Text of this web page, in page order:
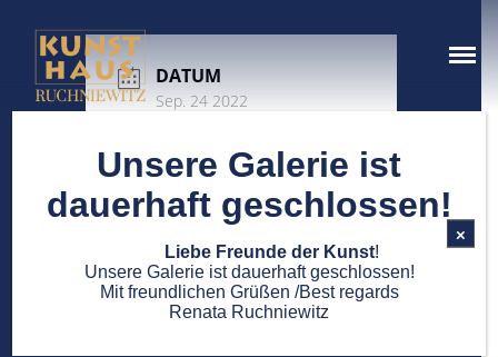
ÜBER UNS
Kunsthaus Ruchniewitz
Ein Ort der schönen Dinge
DATUM
Sep. 24 2022
Vernissage zur
Ausstellung von
Mehmet Güler
Unsere Galerie ist
dauerhaft geschlossen!
Liebe Freunde der Kunst!
Unsere Galerie ist dauerhaft geschlossen!
Mit freundlichen Grüßen /Best regards
Renata Ruchniewitz
×